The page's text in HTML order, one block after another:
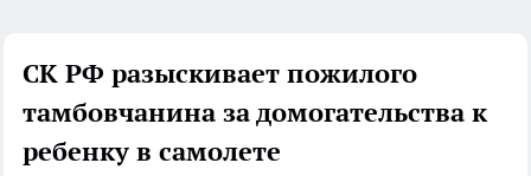
СК РФ разыскивает пожилого
тамбовчанина за домогательства к
ребенку в самолете